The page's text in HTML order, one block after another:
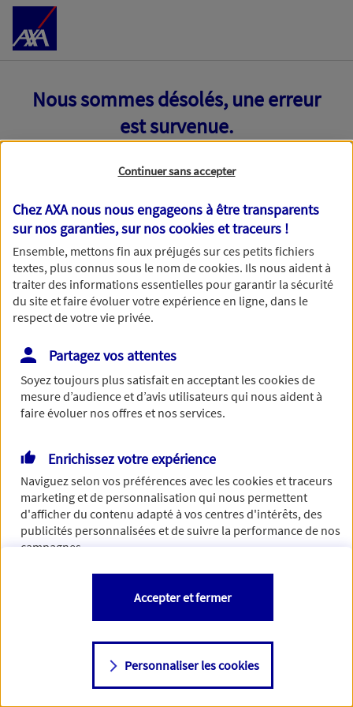
Accéder au Contenu
Nous sommes désolés, une erreur
est survenue.
Toutes nos excuses, une erreur technique nous empêche
de traiter votre demande. N'hésitez pas à rafraichir ce
formulaire dans quelques minutes.
Si besoin, vous pouvez nous joindre via notre page de
contact.
> Nous contacter
Continuer sans accepter
Chez AXA nous nous engageons à être transparents
sur nos garanties, sur noscookies et traceurs !
Ensemble, mettons fin aux préjugés sur ces petits fichiers
textes, plus connus sous le nom decookies. Ils nous aident à
traiter des informations essentielles pour garantir la sécurité
du site et faire évoluer votre expérience en ligne, dans le
respect de votre vie privée.
Partagez vos attentes
Soyez toujours plus satisfait en acceptant lescookiesde
mesure d’audience et d’avis utilisateurs qui nous aident à
faire évoluer nos offres et nos services.
Enrichissez votre expérience
Naviguez selon vos préférences avec lescookies et traceurs
marketing et de personnalisation qui nous permettent
d'afficher du contenu adapté à vos centres d'intérêts, des
publicités personnalisées et de suivre la performance de nos
campagnes.
Vous êtes libre de les accepter, de les refuser comme de
changer d'avis à tout moment en allant sur
Consulter notre politique decookies
Personnaliser les cookies
Accepter et fermer